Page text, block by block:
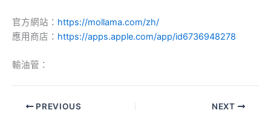
官方網站： https://mollama.com/zh/
應用商店： https://apps.apple.com/app/id6736948278
輸油管：
PREVIOUS NEXT